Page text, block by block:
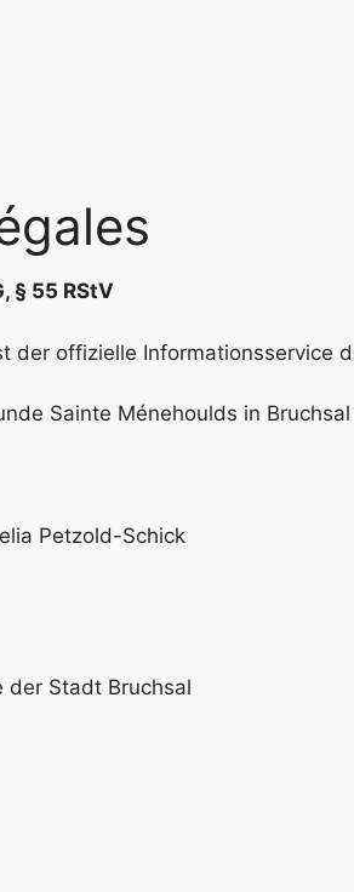
§ 55 RStV
der offizielle Informationsservice
Sainte Ménehoulds in
Petzold-Schick
Stadt Bruchsal